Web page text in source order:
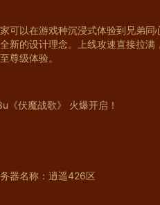
可以在游戏种沉浸式体验到兄弟
新的设计理念。上线攻速直接拉
尊级体验。
《伏魔战歌》 火爆开启！
器名称：逍遥426区